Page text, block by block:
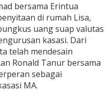
bersama Erintua
di rumah Lisa,
uang suap valutas
kasasi. Dari
telah mendesain
Ronald Tanur bersama
sebagai
MA.